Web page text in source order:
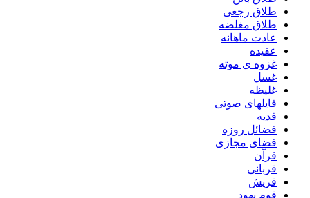
طلاق رجعی
طلاق مغلضه
عادت ماهانه
عقیده
غزوه ی موته
غسل
غلیظه
فایلهای صوتی
فدیه
فضائل روزه
فضای مجازی
قرآن
قربانی
قریش
قوم یهود